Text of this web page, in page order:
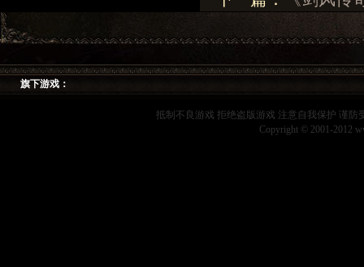
旗下游戏：
抵制不良游戏 拒绝盗版游戏 注意自我保护 谨
Copyright © 2001-2012